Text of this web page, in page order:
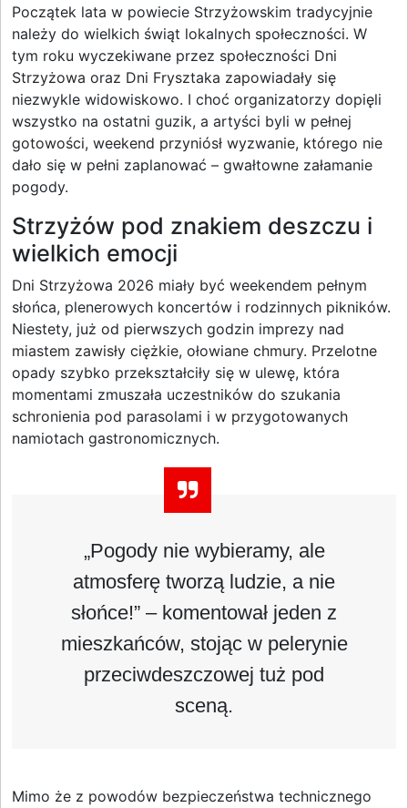
Początek lata w powiecie Strzyżowskim tradycyjnie
należy do wielkich świąt lokalnych społeczności. W
tym roku wyczekiwane przez społeczności Dni
Strzyżowa oraz Dni Frysztaka zapowiadały się
niezwykle widowiskowo. I choć organizatorzy dopięli
wszystko na ostatni guzik, a artyści byli w pełnej
gotowości, weekend przyniósł wyzwanie, którego nie
dało się w pełni zaplanować – gwałtowne załamanie
pogody.
Strzyżów pod znakiem deszczu i
wielkich emocji
Dni Strzyżowa 2026 miały być weekendem pełnym
słońca, plenerowych koncertów i rodzinnych pikników.
Niestety, już od pierwszych godzin imprezy nad
miastem zawisły ciężkie, ołowiane chmury. Przelotne
opady szybko przekształciły się w ulewę, która
momentami zmuszała uczestników do szukania
schronienia pod parasolami i w przygotowanych
namiotach gastronomicznych.
„Pogody nie wybieramy, ale
atmosferę tworzą ludzie, a nie
słońce!” – komentował jeden z
mieszkańców, stojąc w pelerynie
przeciwdeszczowej tuż pod
sceną.
Mimo że z powodów bezpieczeństwa technicznego